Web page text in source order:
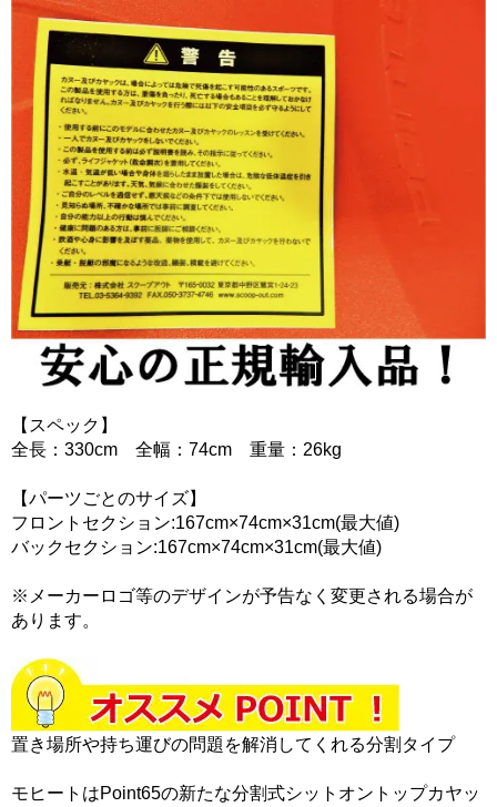
【スペック】
全長：330cm 全幅：74cm 重量：26kg
【パーツごとのサイズ】
フロントセクション:167cm×74cm×31cm(最大値)
バックセクション:167cm×74cm×31cm(最大値)
※メーカーロゴ等のデザインが予告なく変更される場合が
あります。
置き場所や持ち運びの問題を解消してくれる分割タイプ
モヒートはPoint65の新たな分割式シットオントップカヤッ